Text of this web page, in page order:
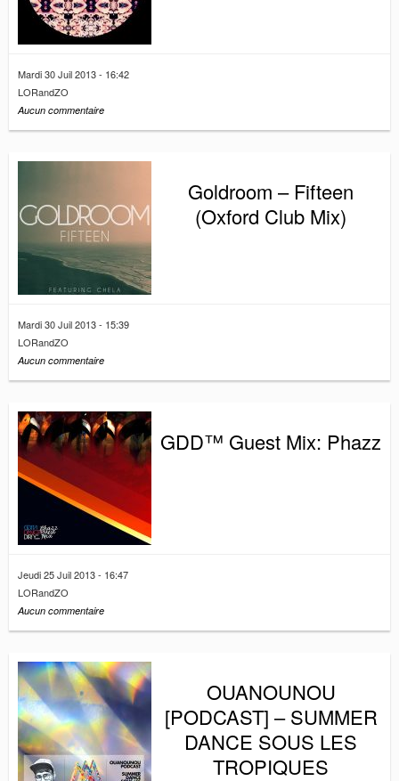
Mardi 30 Juil 2013 - 16:42
LORandZO
Aucun commentaire
Goldroom – Fifteen
(Oxford Club Mix)
Mardi 30 Juil 2013 - 15:39
LORandZO
Aucun commentaire
GDD™ Guest Mix: Phazz
Jeudi 25 Juil 2013 - 16:47
LORandZO
Aucun commentaire
OUANOUNOU
[PODCAST] – SUMMER
DANCE SOUS LES
TROPIQUES